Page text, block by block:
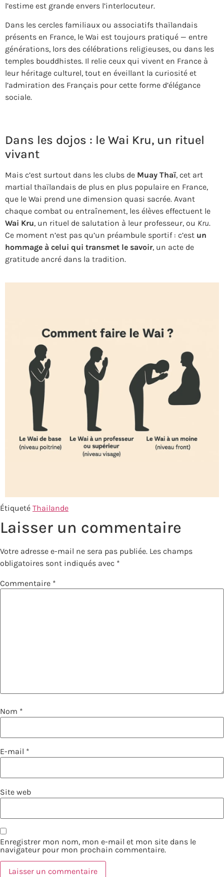
l’estime est grande envers l’interlocuteur.
Dans les cercles familiaux ou associatifs thaïlandais
présents en France, le Wai est toujours pratiqué — entre
générations, lors des célébrations religieuses, ou dans les
temples bouddhistes. Il relie ceux qui vivent en France à
leur héritage culturel, tout en éveillant la curiosité et
l’admiration des Français pour cette forme d’élégance
sociale.
Dans les dojos : le Wai Kru, un rituel
vivant
Mais c’est surtout dans les clubs de Muay Thaï, cet art
martial thaïlandais de plus en plus populaire en France,
que le Wai prend une dimension quasi sacrée. Avant
chaque combat ou entraînement, les élèves effectuent le
Wai Kru, un rituel de salutation à leur professeur, ou Kru.
Ce moment n’est pas qu’un préambule sportif : c’est un
hommage à celui qui transmet le savoir, un acte de
gratitude ancré dans la tradition.
Étiqueté Thailande
Laisser un commentaire
Votre adresse e-mail ne sera pas publiée. Les champs
obligatoires sont indiqués avec *
Commentaire *
Nom *
E-mail *
Site web
Enregistrer mon nom, mon e-mail et mon site dans le
navigateur pour mon prochain commentaire.